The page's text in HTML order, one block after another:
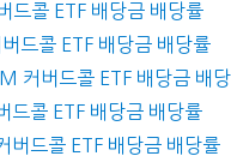
드콜 ETF 배당금 배당률
드콜 ETF 배당금 배당률
커버드콜 ETF 배당금 배
콜 ETF 배당금 배당률
드콜 ETF 배당금 배당률